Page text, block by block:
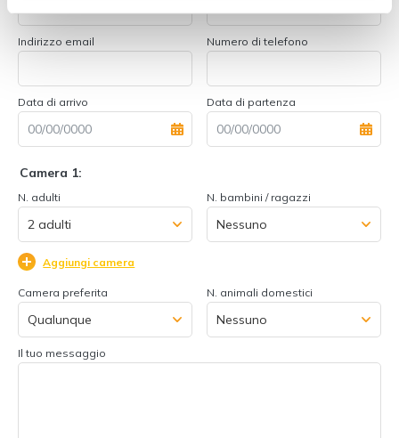
Indirizzo email Numero di telefono
Data di arrivo Data di partenza
Camera 1:
N. adulti N. bambini / ragazzi
Aggiungi camera
Camera preferita N. animali domestici
Il tuo messaggio